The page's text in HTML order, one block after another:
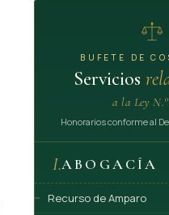
BUFETE DE
Servicios
a la Ley N.°
Honorarios conforme al
I.ABOGACÍA
Recurso de Amparo